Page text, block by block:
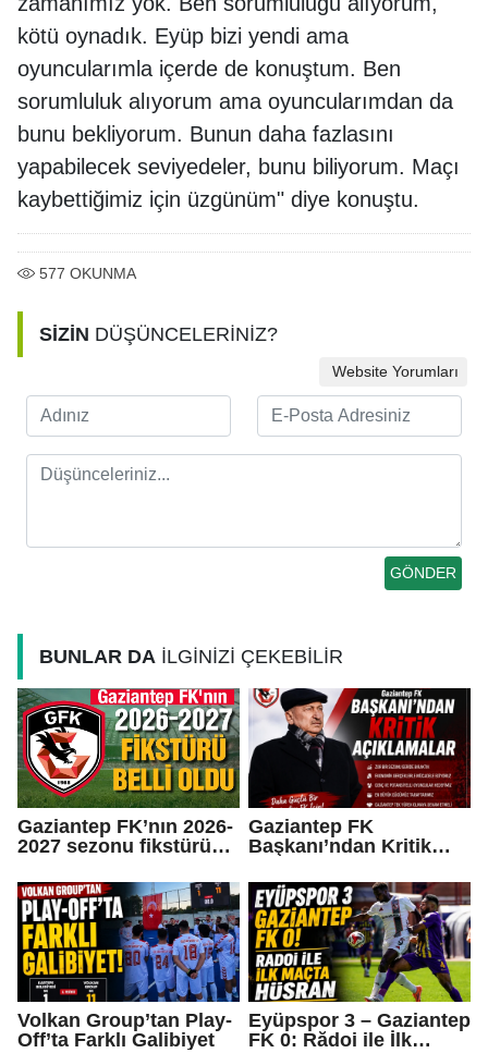
kötü oynadık. Eyüp bizi yendi ama
oyuncularımla içerde de konuştum. Ben
sorumluluk alıyorum ama oyuncularımdan da
bunu bekliyorum. Bunun daha fazlasını
yapabilecek seviyedeler, bunu biliyorum. Maçı
kaybettiğimiz için üzgünüm" diye konuştu.
577 OKUNMA
SİZİN DÜŞÜNCELERİNİZ?
Website Yorumları
BUNLAR DA İLGİNİZİ ÇEKEBİLİR
Gaziantep FK’nın 2026-
2027 sezonu fikstürü
Gaziantep FK
Başkanı’ndan Kritik
Volkan Group’tan Play-
Off’ta Farklı Galibiyet
Eyüpspor 3 – Gaziantep
FK 0: Rădoi ile İlk